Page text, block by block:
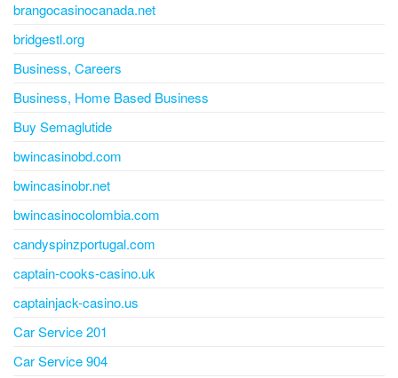
brangocasinocanada.net
bridgestl.org
Business, Careers
Business, Home Based Business
Buy Semaglutide
bwincasinobd.com
bwincasinobr.net
bwincasinocolombia.com
candyspinzportugal.com
captain-cooks-casino.uk
captainjack-casino.us
Car Service 201
Car Service 904